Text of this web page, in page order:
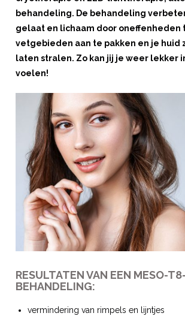
behandeling. De behandeling
gelaat en lichaam door oneffenheden
vetgebieden aan te pakken en je huid
laten stralen. Zo kan jij je weer lekker
voelen!
RESULTATEN VAN EEN MESO-T8-
BEHANDELING:
vermindering van rimpels en lijntjes